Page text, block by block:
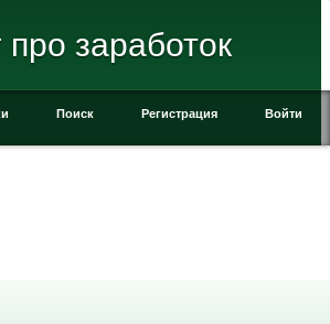
про заработок
Поиск Регистрация Войти